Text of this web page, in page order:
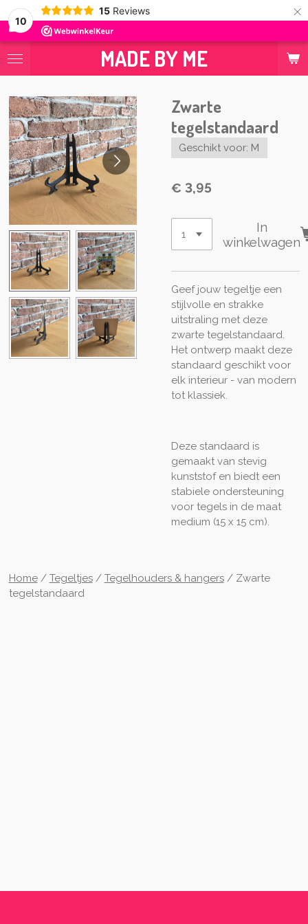
10
15 Reviews ×
MADE BY ME
Zwarte
tegelstandaard
Geschikt voor: M
€ 3,95
In
winkelwagen
Geef jouw tegeltje een
stijlvolle en strakke
uitstraling met deze
zwarte tegelstandaard.
Het ontwerp maakt deze
standaard geschikt voor
elk interieur - van modern
tot klassiek.
Deze standaard is
gemaakt van stevig
kunststof en biedt een
stabiele ondersteuning
voor tegels in de maat
medium (15 x 15 cm).
Home/ Tegeltjes/ Tegelhouders & hangers/ Zwarte
tegelstandaard